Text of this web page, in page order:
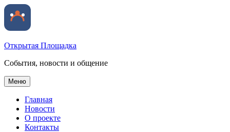
Открытая Площадка
События, новости и общение
Меню
Главная
Новости
О проекте
Контакты